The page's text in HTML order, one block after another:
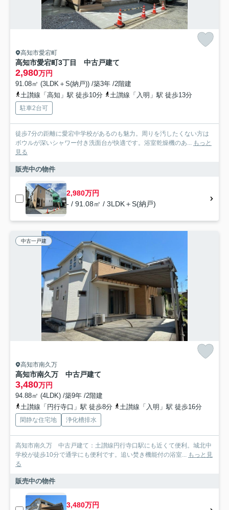
高知市愛宕町
高知市愛宕町3丁目 中古戸建て
2,980万円
91.08㎡ (3LDK＋S(納戸)) /築3年 /2階建
土讃線「高知」駅 徒歩10分
土讃線「入明」駅 徒歩13分
駐車2台可
徒歩7分の距離に愛宕中学校があるのも魅力。周りを汚したくない方は
ボウルが深いシャワー付き洗面台が快適です。浴室乾燥機のあ... もっと
見る
販売中の物件
2,980万円
- / 91.08㎡ / 3LDK＋S(納戸)
中古一戸建
高知市南久万
高知市南久万 中古戸建て
3,480万円
94.88㎡ (4LDK) /築9年 /2階建
土讃線「円行寺口」駅 徒歩8分
土讃線「入明」駅 徒歩16分
閑静な住宅地 浄化槽排水
高知市南久万 中古戸建て：土讃線円行寺口駅にも近くて便利。城北中
学校が徒歩10分で通学にも便利です。追い焚き機能付の浴室... もっと見
る
販売中の物件
3,480万円